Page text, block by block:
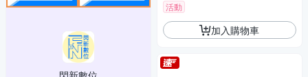
活動
加入購物車